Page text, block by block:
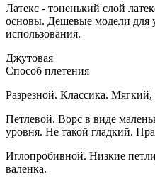
Латекс - тоненький слой
основы. Дешевые модели для
использования.
Джутовая
Способ плетения
Разрезной. Классика.
Петлевой. Ворс в виде
уровня. Не такой гладкий.
Иглопробивной. Низкие
валенка.